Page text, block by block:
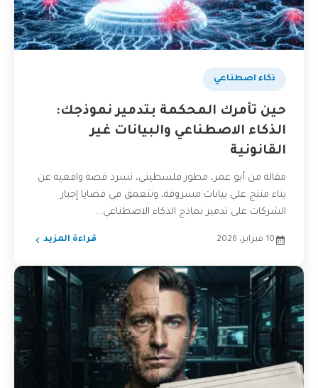
ذكاء اصطناعي
حين تأمرك المحكمة بتدمير نموذجك:
الذكاء الاصطناعي والبيانات غير
القانونية
مقالة من أبو عمر، مطور فلسطيني، تسرد قصة واقعية عن
بناء منتج على بيانات مسروقة، وتتعمق في قضايا إجبار
الشركات على تدمير نماذج الذكاء الاصطناعي...
10 فبراير، 2026 قراءة المزيد